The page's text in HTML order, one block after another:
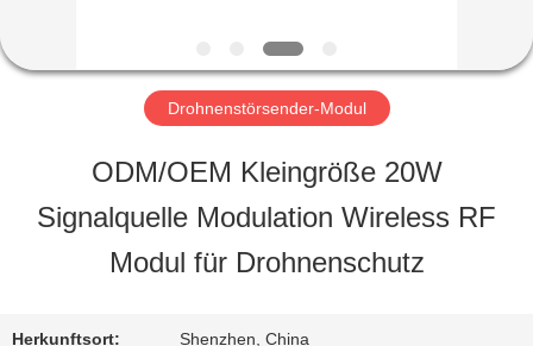
UNS
QUALITÄTSKONTROLLE
Drohnenstörsender-Modul
ODM/OEM Kleingröße 20W
Signalquelle Modulation Wireless RF
Modul für Drohnenschutz
Herkunftsort: Shenzhen, China